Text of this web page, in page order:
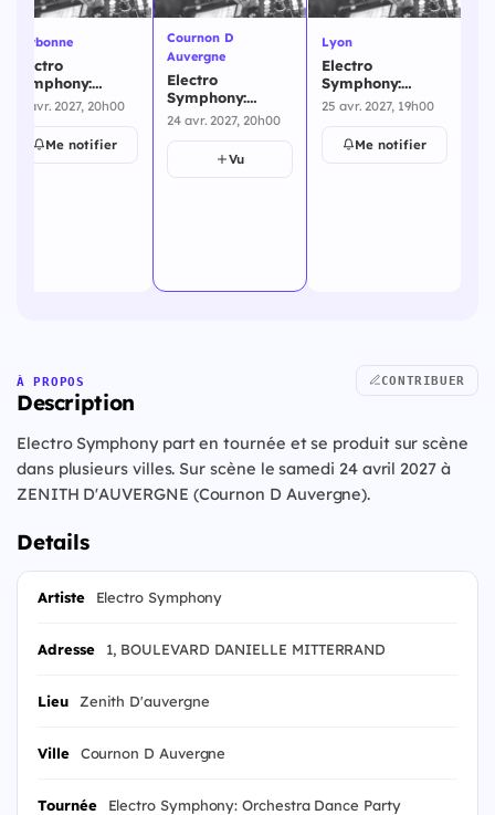
Narbonne
Electro
Symphony:
Orchestra Dance
Narbonne - 22
avril 2027
22 avr. 2027, 20h00
Me notifier
Cournon D
Auvergne
Electro
Symphony:
Orchestra Dance
Party - Cournon
D Auvergne - 24
avril 2027
24 avr. 2027, 20h00
Vu
Lyon
Electro
Symphony:
Orchestra Dance
Party - Lyon - 25
avril 2027
25 avr. 2027, 19h00
Me notifier
À PROPOS
Description
CONTRIBUER
Electro Symphony part en tournée et se produit sur scène
dans plusieurs villes. Sur scène le samedi 24 avril 2027 à
ZENITH D'AUVERGNE (Cournon D Auvergne).
Details
Artiste Electro Symphony
Adresse 1, BOULEVARD DANIELLE MITTERRAND
Lieu Zenith D'auvergne
Ville Cournon D Auvergne
Tournée Electro Symphony: Orchestra Dance Party